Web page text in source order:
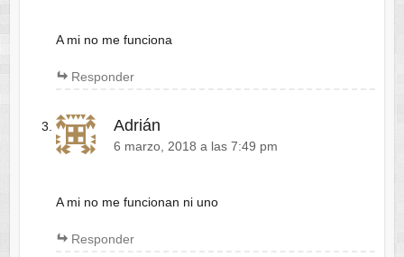
A mi no me funciona
Responder
Adrián
6 marzo, 2018 a las 7:49 pm
A mi no me funcionan ni uno
Responder